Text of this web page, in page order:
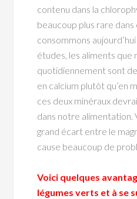
contenu dans la
beaucoup plus rare dans
consommons
études, les aliments que
quotidiennement sont
en calcium plutôt qu’en
ces deux minéraux
dans notre alimentation.
grand écart entre le
cause beaucoup de
Voici quelques
légumes verts et à se